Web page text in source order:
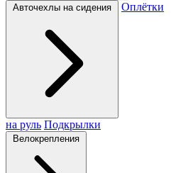
Авточехлы на сидения Оплётки
на руль Подкрылки
Велокрепления